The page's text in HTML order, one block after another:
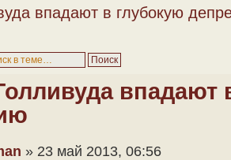
впадают в глубокую
впадают
» 23 май 2013, 06:56